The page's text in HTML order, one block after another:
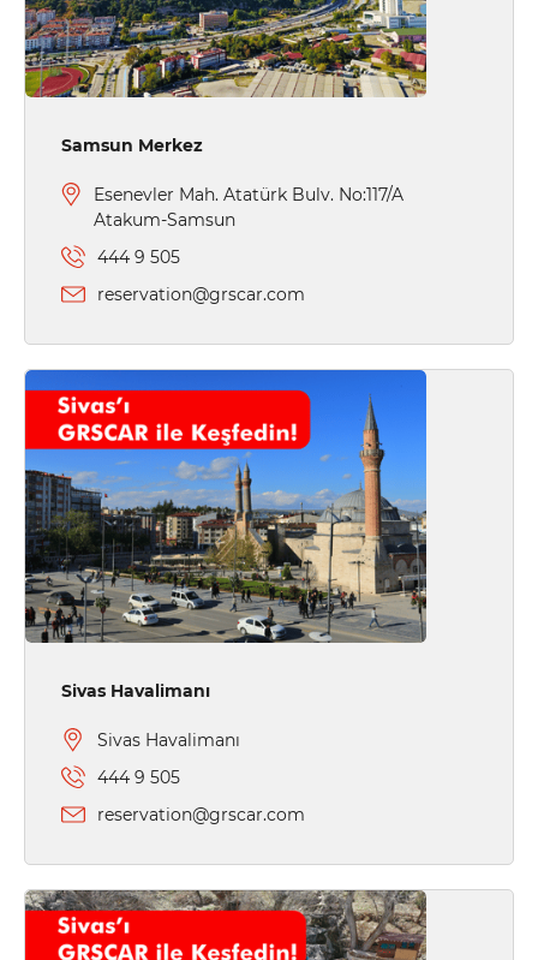
Samsun Merkez
Esenevler Mah. Atatürk Bulv. No:117/A
Atakum-Samsun
444 9 505
reservation@grscar.com
Sivas Havalimanı
Sivas Havalimanı
444 9 505
reservation@grscar.com